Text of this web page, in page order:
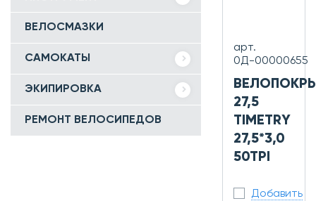
ВЕЛОСМАЗКИ
САМОКАТЫ
ЭКИПИРОВКА
РЕМОНТ ВЕЛОСИПЕДОВ
арт.
0Д-00000655
27,5
TIMETRY
27,5*3,0
50TPI
Добавить